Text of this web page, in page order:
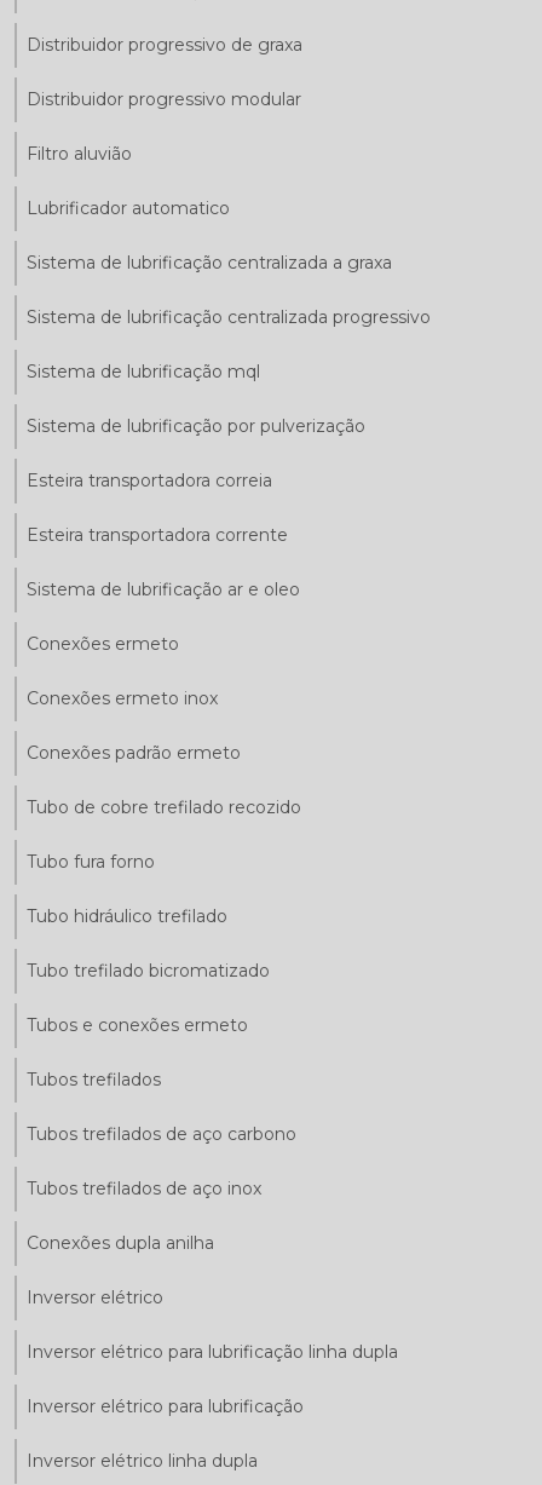
Distribuidor progressivo de graxa
Distribuidor progressivo modular
Filtro aluvião
Lubrificador automatico
Sistema de lubrificação centralizada a graxa
Sistema de lubrificação centralizada progressivo
Sistema de lubrificação mql
Sistema de lubrificação por pulverização
Esteira transportadora correia
Esteira transportadora corrente
Sistema de lubrificação ar e oleo
Conexões ermeto
Conexões ermeto inox
Conexões padrão ermeto
Tubo de cobre trefilado recozido
Tubo fura forno
Tubo hidráulico trefilado
Tubo trefilado bicromatizado
Tubos e conexões ermeto
Tubos trefilados
Tubos trefilados de aço carbono
Tubos trefilados de aço inox
Conexões dupla anilha
Inversor elétrico
Inversor elétrico para lubrificação linha dupla
Inversor elétrico para lubrificação
Inversor elétrico linha dupla